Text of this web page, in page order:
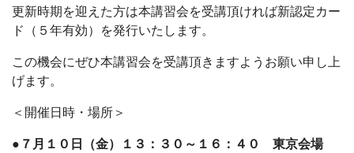
更新時期を迎えた方は本講習会を受講頂ければ新認定カー
ド（５年有効）を発行いたします。
この機会にぜひ本講習会を受講頂きますようお願い申し上
げます。
＜開催日時・場所＞
●７月１０日（金）１３：３０～１６：４０ 東京会場